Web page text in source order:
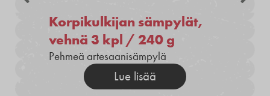
Korpikulkijan sämpylät,
vehnä 3 kpl / 240 g
Pehmeä artesaanisämpylä
Lue lisää